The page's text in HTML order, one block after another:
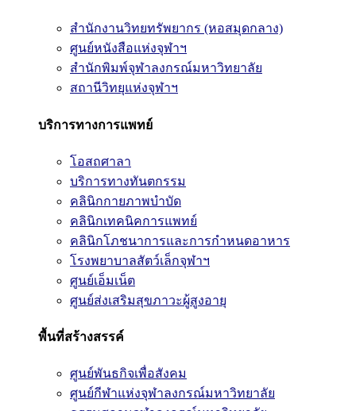
สำนักงานวิทยทรัพยากร (หอสมุดกลาง)
ศูนย์หนังสือแห่งจุฬาฯ
สำนักพิมพ์จุฬาลงกรณ์มหาวิทยาลัย
สถานีวิทยุแห่งจุฬาฯ
บริการทางการแพทย์
โอสถศาลา
บริการทางทันตกรรม
คลินิกกายภาพบำบัด
คลินิกเทคนิคการแพทย์
คลินิกโภชนาการและการกำหนดอาหาร
โรงพยาบาลสัตว์เล็กจุฬาฯ
ศูนย์เอ็มเน็ต
ศูนย์ส่งเสริมสุขภาวะผู้สูงอายุ
พื้นที่สร้างสรรค์
ศูนย์พันธกิจเพื่อสังคม
ศูนย์กีฬาแห่งจุฬาลงกรณ์มหาวิทยาลัย